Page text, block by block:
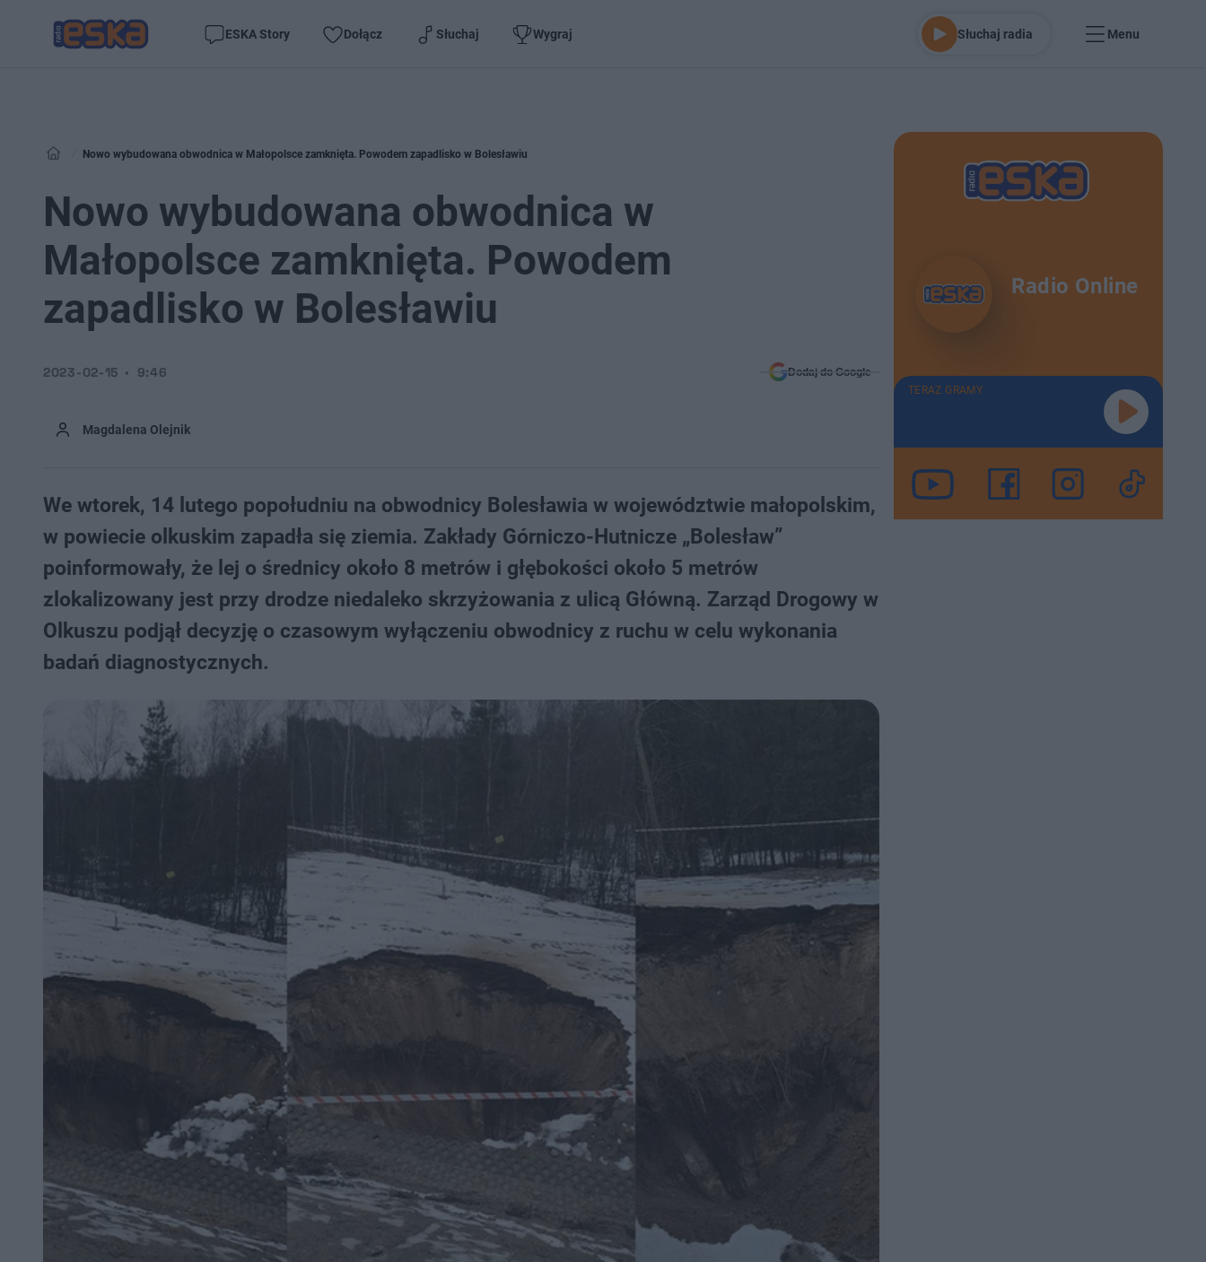
ESKA Story Dołącz Słuchaj Wygraj Słuchaj radia Menu
Nowo wybudowana obwodnica w Małopolsce zamknięta. Powodem zapadlisko w Bolesławiu
Nowo wybudowana obwodnica w
Małopolsce zamknięta. Powodem
zapadlisko w Bolesławiu
Magdalena Olejnik
2023-02-15 9:46 Dodaj do Google
We wtorek, 14 lutego popołudniu na obwodnicy Bolesławia w województwie małopolskim,
w powiecie olkuskim zapadła się ziemia. Zakłady Górniczo-Hutnicze „Bolesław”
poinformowały, że lej o średnicy około 8 metrów i głębokości około 5 metrów
zlokalizowany jest przy drodze niedaleko skrzyżowania z ulicą Główną. Zarząd Drogowy w
Olkuszu podjął decyzję o czasowym wyłączeniu obwodnicy z ruchu w celu wykonania
badań diagnostycznych.
Radio Online
TERAZ GRAMY